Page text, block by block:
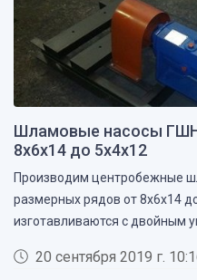
Шламовые насосы
8х6х14 до 5х4х12
Производим центробежные
размерных рядов от 8х6х14
изготавливаются с двойным
20 сентября 2019 г.